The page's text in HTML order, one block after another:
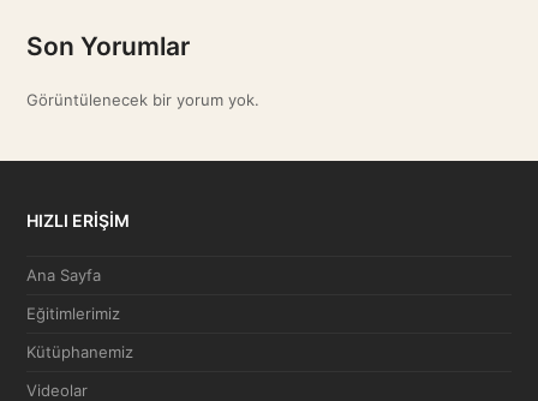
Son Yorumlar
Görüntülenecek bir yorum yok.
HIZLI ERİŞİM
Ana Sayfa
Eğitimlerimiz
Kütüphanemiz
Videolar